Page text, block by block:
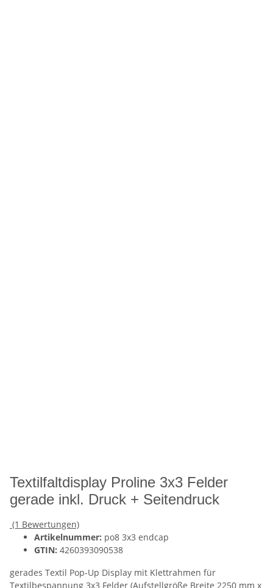
Textilfaltdisplay Proline 3x3 Felder
gerade inkl. Druck + Seitendruck
(1 Bewertungen)
Artikelnummer: po8 3x3 endcap
GTIN: 4260393090538
gerades Textil Pop-Up Display mit Klettrahmen für
Textilbespannung 3x3 Felder (Aufstellgröße Breite 2250 mm x